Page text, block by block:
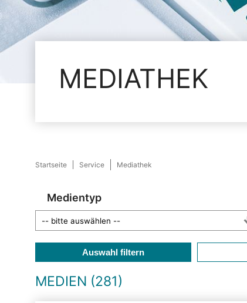
MEDIATHEK
Startseite Service Mediathek
Medientyp
Auswahl filtern
MEDIEN (281)